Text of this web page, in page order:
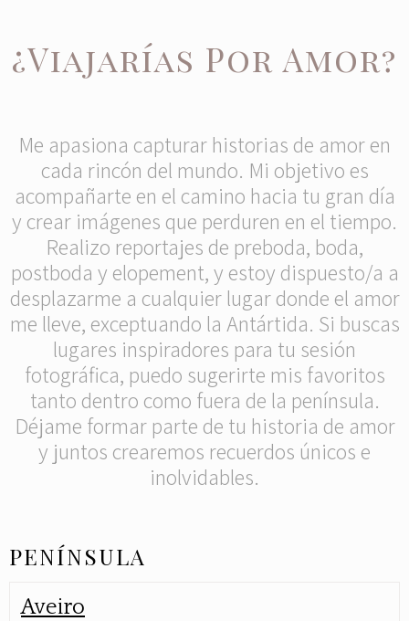
¿Viajarías Por Amor?
Me apasiona capturar historias de amor en
cada rincón del mundo. Mi objetivo es
acompañarte en el camino hacia tu gran día
y crear imágenes que perduren en el tiempo.
Realizo reportajes de preboda, boda,
postboda y elopement, y estoy dispuesto/a a
desplazarme a cualquier lugar donde el amor
me lleve, exceptuando la Antártida. Si buscas
lugares inspiradores para tu sesión
fotográfica, puedo sugerirte mis favoritos
tanto dentro como fuera de la península.
Déjame formar parte de tu historia de amor
y juntos crearemos recuerdos únicos e
inolvidables.
PENÍNSULA
Aveiro